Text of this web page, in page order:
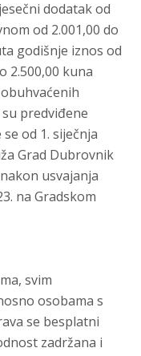
dodatak od
od 2.001,00 do
godišnje iznos od
2.500,00 kuna
predviđene
od 1. siječnja
Grad Dubrovnik
usvajanja
na Gradskom
svim
osobama s
se besplatni
zadržana i